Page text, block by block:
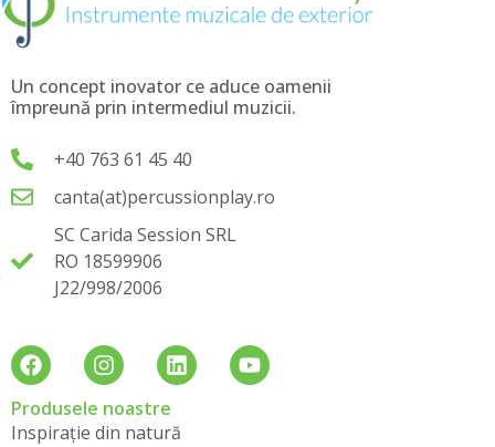
Un concept inovator ce aduce oamenii
împreună prin intermediul muzicii.
+40 763 61 45 40
canta(at)percussionplay.ro
SC Carida Session SRL
RO 18599906
J22/998/2006
Produsele noastre
Inspirație din natură